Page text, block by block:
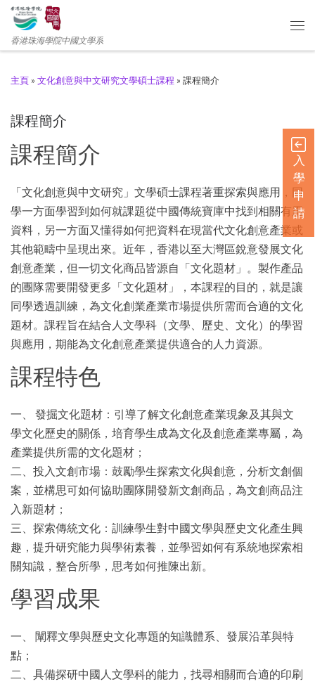
香港珠海學院中國文學系
主頁 » 文化創意與中文研究文學碩士課程 » 課程簡介
課程簡介
課程簡介
「文化創意與中文研究」文學碩士課程著重探索與應用，同
學一方面學習到如何就課題從中國傳統寶庫中找到相關有用
資料，另一方面又懂得如何把資料在現當代文化創意產業或
其他範疇中呈現出來。近年，香港以至大灣區銳意發展文化
創意產業，但一切文化商品皆源自「文化題材」。製作產品
的團隊需要開發更多「文化題材」，本課程的目的，就是讓
同學透過訓練，為文化創業產業市場提供所需而合適的文化
題材。課程旨在結合人文學科（文學、歷史、文化）的學習
與應用，期能為文化創意產業提供適合的人力資源。
課程特色
一、 發掘文化題材：引導了解文化創意產業現象及其與文
學文化歷史的關係，培育學生成為文化及創意產業專屬，為
產業提供所需的文化題材；
二、投入文創市場：鼓勵學生探索文化與創意，分析文創個
案，並構思可如何協助團隊開發新文創商品，為文創商品注
入新題材；
三、探索傳統文化：訓練學生對中國文學與歷史文化產生興
趣，提升研究能力與學術素養，並學習如何有系統地探索相
關知識，整合所學，思考如何推陳出新。
學習成果
一、 闡釋文學與歷史文化專題的知識體系、發展沿革與特
點；
二、具備探研中國人文學科的能力，找尋相關而合適的印刷
入
學
申
請